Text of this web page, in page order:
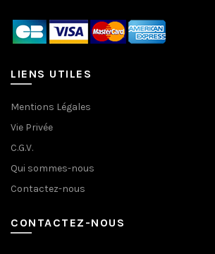
LIENS UTILES
Mentions Légales
Vie Privée
C.G.V.
Qui sommes-nous
Contactez-nous
CONTACTEZ-NOUS